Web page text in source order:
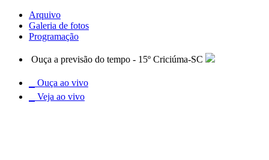
Arquivo
Galeria de fotos
Programação
Ouça a previsão do tempo - 15º Criciúma-SC
Ouça ao vivo
Veja ao vivo